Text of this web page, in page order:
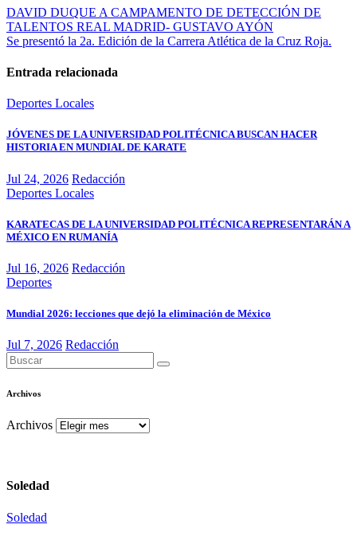
DAVID DUQUE A CAMPAMENTO DE DETECCIÓN DE
TALENTOS REAL MADRID- GUSTAVO AYÓN
Se presentó la 2a. Edición de la Carrera Atlética de la Cruz Roja.
Entrada relacionada
Deportes Locales
JÓVENES DE LA UNIVERSIDAD POLITÉCNICA BUSCAN HACER
HISTORIA EN MUNDIAL DE KARATE
Jul 24, 2026 Redacción
Deportes Locales
KARATECAS DE LA UNIVERSIDAD POLITÉCNICA REPRESENTARÁN A
MÉXICO EN RUMANÍA
Jul 16, 2026 Redacción
Deportes
Mundial 2026: lecciones que dejó la eliminación de México
Jul 7, 2026 Redacción
Archivos
Archivos
Soledad
Soledad